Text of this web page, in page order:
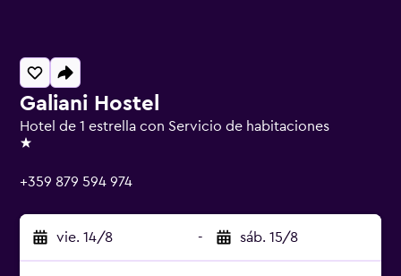
Galiani Hostel
Hotel de 1 estrella con Servicio de habitaciones
1 estrella
+359 879 594 974
vie. 14/8 - sáb. 15/8